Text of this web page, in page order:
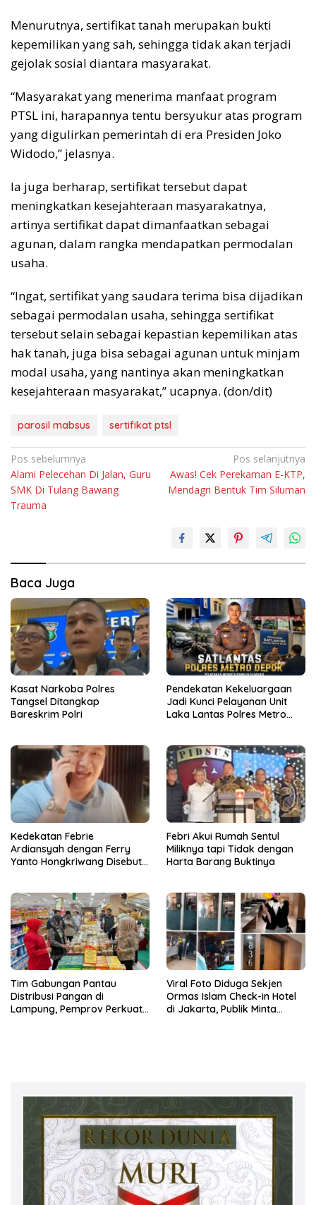
Menurutnya, sertifikat tanah merupakan bukti
kepemilikan yang sah, sehingga tidak akan terjadi
gejolak sosial diantara masyarakat.
“Masyarakat yang menerima manfaat program
PTSL ini, harapannya tentu bersyukur atas program
yang digulirkan pemerintah di era Presiden Joko
Widodo,” jelasnya.
Ia juga berharap, sertifikat tersebut dapat
meningkatkan kesejahteraan masyarakatnya,
artinya sertifikat dapat dimanfaatkan sebagai
agunan, dalam rangka mendapatkan permodalan
usaha.
“Ingat, sertifikat yang saudara terima bisa dijadikan
sebagai permodalan usaha, sehingga sertifikat
tersebut selain sebagai kepastian kepemilikan atas
hak tanah, juga bisa sebagai agunan untuk minjam
modal usaha, yang nantinya akan meningkatkan
kesejahteraan masyarakat,” ucapnya. (don/dit)
parosil mabsus sertifikat ptsl
Navigasi
pos
Pos sebelumnya
Alami Pelecehan Di Jalan, Guru
SMK Di Tulang Bawang
Trauma
Pos selanjutnya
Awas! Cek Perekaman E-KTP,
Mendagri Bentuk Tim Siluman
Baca Juga
Kasat Narkoba Polres
Tangsel Ditangkap
Bareskrim Polri
Pendekatan Kekeluargaan
Jadi Kunci Pelayanan Unit
Laka Lantas Polres Metro
Kedekatan Febrie
Ardiansyah dengan Ferry
Yanto Hongkriwang Disebut
Febri Akui Rumah Sentul
Miliknya tapi Tidak dengan
Harta Barang Buktinya
Tim Gabungan Pantau
Distribusi Pangan di
Lampung, Pemprov Perkuat
Viral Foto Diduga Sekjen
Ormas Islam Check-in Hotel
di Jakarta, Publik Minta